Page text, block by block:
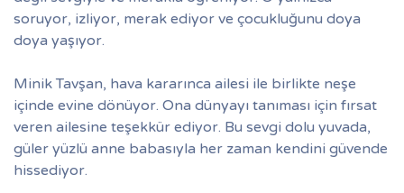
soruyor, izliyor, merak ediyor ve çocukluğunu doya
doya yaşıyor.
Minik Tavşan, hava kararınca ailesi ile birlikte neşe
içinde evine dönüyor. Ona dünyayı tanıması için fırsat
veren ailesine teşekkür ediyor. Bu sevgi dolu yuvada,
güler yüzlü anne babasıyla her zaman kendini güvende
hissediyor.